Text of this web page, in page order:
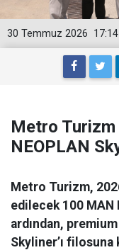
17:14
30 Temmuz 2026
Metro Turizm
NEOPLAN
Metro Turizm,
edilecek 100 MAN
ardından,
Skyliner’ı filosuna